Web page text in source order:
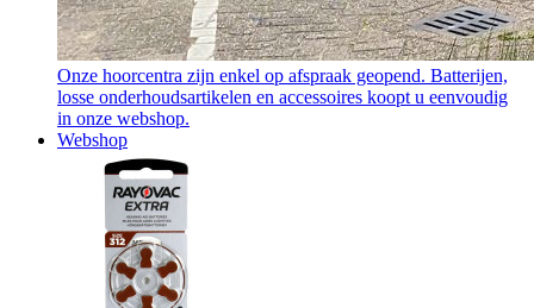
Onze hoorcentra zijn enkel op afspraak geopend. Batterijen,
losse onderhoudsartikelen en accessoires koopt u eenvoudig
in onze webshop.
Webshop